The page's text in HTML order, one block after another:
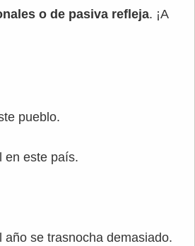
o de pasiva refleja. ¡A
pueblo.
en este país.
año se trasnocha demasiado.